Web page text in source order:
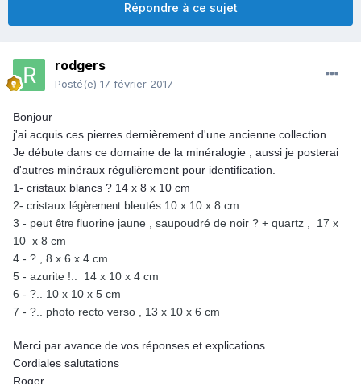
Répondre à ce sujet
rodgers
Posté(e) 17 février 2017
Bonjour
j'ai acquis ces pierres dernièrement d'une ancienne collection .
Je débute dans ce domaine de la minéralogie , aussi je posterai
d'autres minéraux régulièrement pour identification.
1- cristaux blancs ? 14 x 8 x 10 cm
2- cristaux légèrement bleutés 10 x 10 x 8 cm
3 - peut être fluorine jaune , saupoudré de noir ? + quartz , 17 x
10 x 8 cm
4 - ? , 8 x 6 x 4 cm
5 - azurite !.. 14 x 10 x 4 cm
6 - ?.. 10 x 10 x 5 cm
7 - ?.. photo recto verso , 13 x 10 x 6 cm
Merci par avance de vos réponses et explications
Cordiales salutations
Roger